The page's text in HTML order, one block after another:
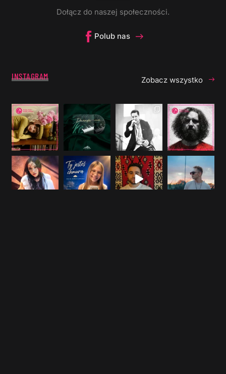
Dołącz do naszej społeczności.
Polub nas
INSTAGRAM Zobacz wszystko